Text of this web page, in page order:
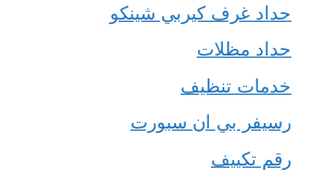
حداد غرف كيربي شينكو
حداد مظلات
خدمات تنظيف
رسيفر بي ان سبورت
رقم تكييف